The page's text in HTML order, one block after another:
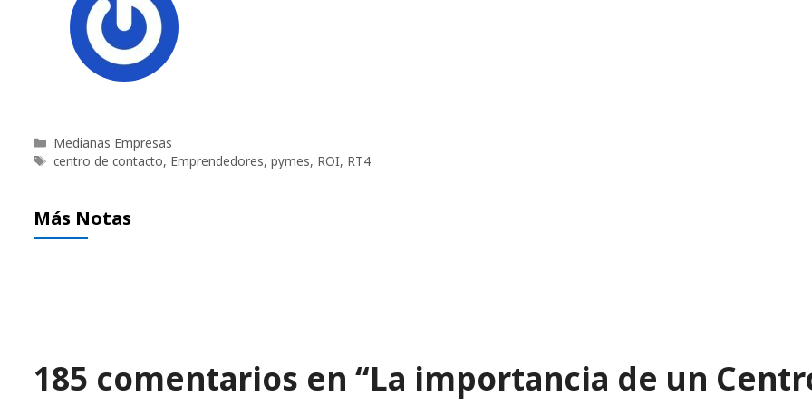
Categorías
Medianas Empresas
Etiquetas
centro de contacto, Emprendedores, pymes, ROI, RT4
Más Notas
185 comentarios en “La importancia de un